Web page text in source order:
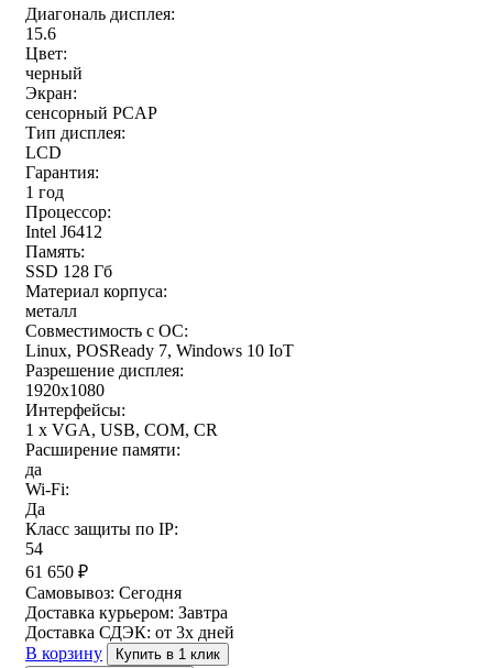
Диагональ дисплея:
15.6
Цвет:
черный
Экран:
сенсорный PCAP
Тип дисплея:
LCD
Гарантия:
1 год
Процессор:
Intel J6412
Память:
SSD 128 Гб
Материал корпуса:
металл
Совместимость с ОС:
Linux, POSReady 7, Windows 10 IoT
Разрешение дисплея:
1920x1080
Интерфейсы:
1 x VGA, USB, COM, CR
Расширение памяти:
да
Wi-Fi:
Да
Класс защиты по IP:
54
61 650 ₽
Самовывоз: Сегодня
Доставка курьером: Завтра
Доставка СДЭК: от 3х дней
В корзину
Купить в 1 клик